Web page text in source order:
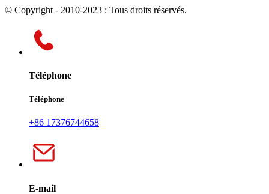
© Copyright - 2010-2023 : Tous droits réservés.
Téléphone
Téléphone
+86 17376744658
E-mail